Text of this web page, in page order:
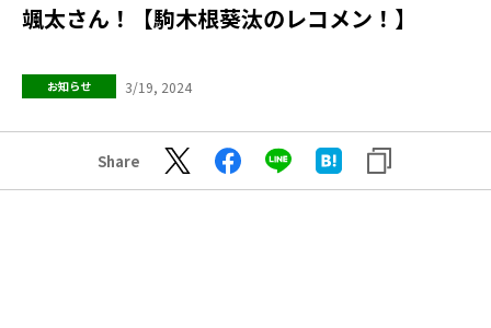
颯太さん！【駒木根葵汰のレコメン！】
お知らせ 3/19, 2024
Share